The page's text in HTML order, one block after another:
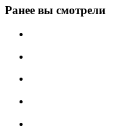
Ранее вы смотрели